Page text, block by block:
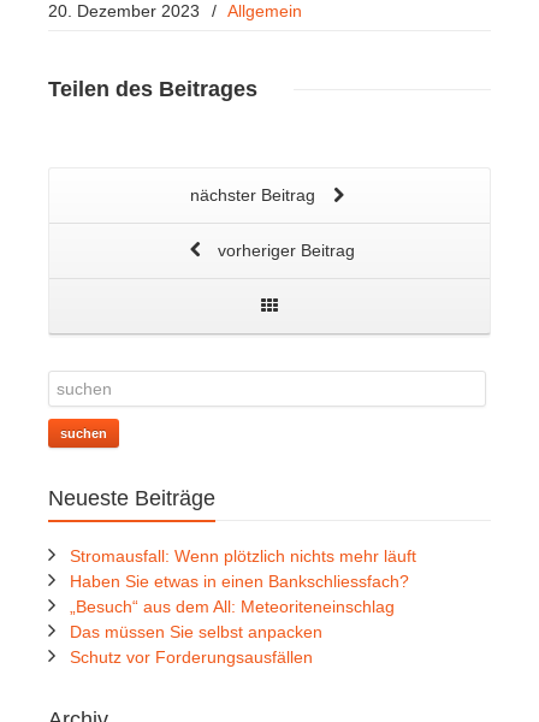
20. Dezember 2023 / Allgemein
Teilen des Beitrages
nächster Beitrag
vorheriger Beitrag
suchen
Neueste Beiträge
Stromausfall: Wenn plötzlich nichts mehr läuft
Haben Sie etwas in einen Bankschliessfach?
„Besuch“ aus dem All: Meteoriteneinschlag
Das müssen Sie selbst anpacken
Schutz vor Forderungsausfällen